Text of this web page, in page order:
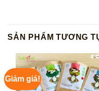
SẢN PHẨM TƯƠNG
Giảm giá!